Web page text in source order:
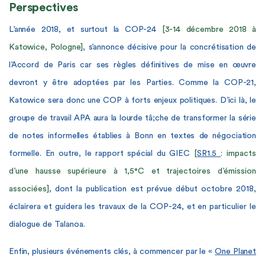
Perspectives
L’année 2018, et surtout la COP-24 [3-14 décembre 2018 à
Katowice, Pologne] , s’annonce décisive pour la concrétisation de
l’Accord de Paris car ses règles définitives de mise en œuvre
devront y être adoptées par les Parties. Comme la COP-21,
Katowice sera donc une COP à forts enjeux politiques. D’ici là, le
groupe de travail APA aura la lourde tâ;che de transformer la série
de notes informelles établies à Bonn en textes de négociation
formelle. En outre, le rapport spécial duGIEC [SR1.5: impacts
d’une hausse supérieure à 1,5°C et trajectoires d’émission
associées] , dont la publication est prévue début octobre 2018,
éclairera et guidera les travaux de la COP-24, et en particulier le
dialogue de Talanoa.
Enfin, plusieurs événements clés, à commencer par le «One Planet